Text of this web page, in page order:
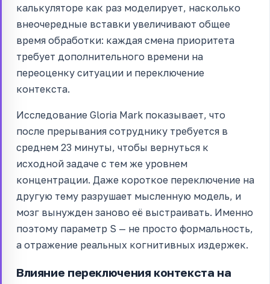
калькуляторе как раз моделирует, насколько
внеочередные вставки увеличивают общее
время обработки: каждая смена приоритета
требует дополнительного времени на
переоценку ситуации и переключение
контекста.
Исследование Gloria Mark показывает, что
после прерывания сотруднику требуется в
среднем 23 минуты, чтобы вернуться к
исходной задаче с тем же уровнем
концентрации. Даже короткое переключение на
другую тему разрушает мысленную модель, и
мозг вынужден заново её выстраивать. Именно
поэтому параметр S — не просто формальность,
а отражение реальных когнитивных издержек.
Влияние переключения контекста на